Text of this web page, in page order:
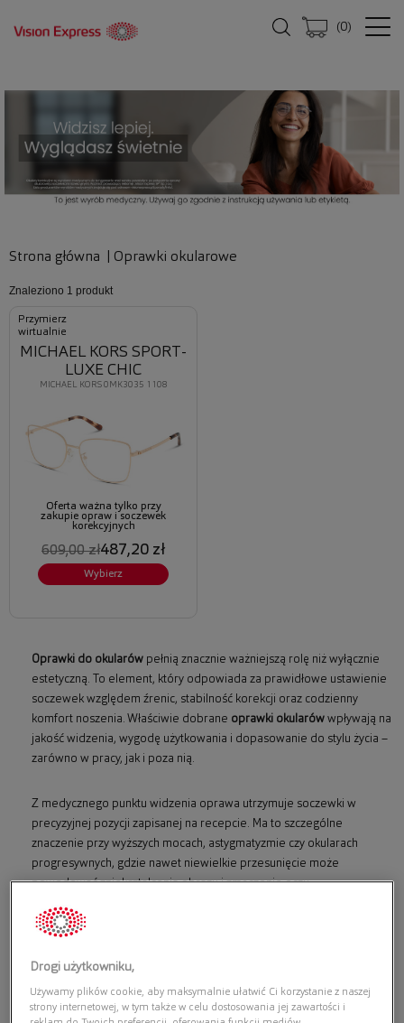
(0)
Strona główna Oprawki okularowe
Znaleziono 1 produkt
Przymierz
wirtualnie
MICHAEL KORS 0MK3035 1108
MICHAEL KORS SPORT-
LUXE CHIC
Oferta ważna tylko przy
zakupie opraw i soczewek
korekcyjnych
609,00 zł487,20 zł
Wybierz
Oprawki do okularów pełnią znacznie ważniejszą rolę niż wyłącznie
estetyczną. To element, który odpowiada za prawidłowe ustawienie
soczewek względem źrenic, stabilność korekcji oraz codzienny
komfort noszenia. Właściwie dobrane oprawki okularów wpływają na
jakość widzenia, wygodę użytkowania i dopasowanie do stylu życia –
zarówno w pracy, jak i poza nią.
Z medycznego punktu widzenia oprawa utrzymuje soczewki w
precyzyjnej pozycji zapisanej na recepcie. Ma to szczególne
znaczenie przy wyższych mocach, astygmatyzmie czy okularach
progresywnych, gdzie nawet niewielkie przesunięcie może
powodować zniekształcenia obrazu i zmęczenie oczu.
Równie istotny jest komfort: odpowiedni mostek, długość zauszników
w ciągu dnia. Trzecim aspektem jest estetyka – oprawki stały się
elementem wizerunku, który może podkreślać rysy twarzy i charakter
stylizacji.
Drogi użytkowniku,
Używamy plików cookie, aby maksymalnie ułatwić Ci korzystanie z naszej
strony internetowej, w tym także w celu dostosowania jej zawartości i